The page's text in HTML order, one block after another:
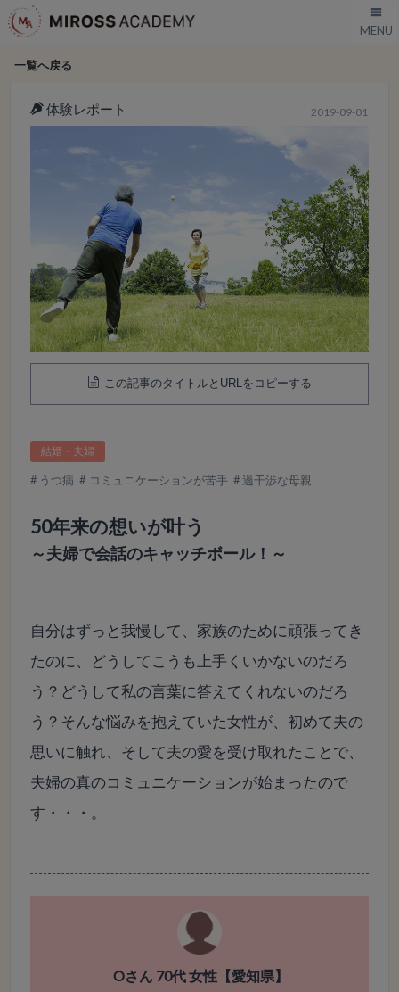
一覧へ戻る
2019-09-01
体験レポート
この記事のタイトルとURLをコピーする
結婚・夫婦
うつ病 コミュニケーションが苦手 過干渉な母親
50年来の想いが叶う
～夫婦で会話のキャッチボール！～
自分はずっと我慢して、家族のために頑張ってき
たのに、どうしてこうも上手くいかないのだろ
う？どうして私の言葉に答えてくれないのだろ
う？そんな悩みを抱えていた女性が、初めて夫の
思いに触れ、そして夫の愛を受け取れたことで、
夫婦の真のコミュニケーションが始まったので
す・・・。
Oさん 70代 女性【愛知県】